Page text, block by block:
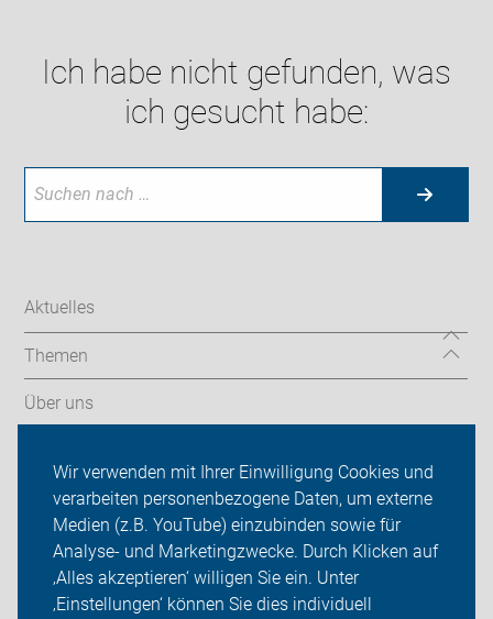
Wir verwenden mit Ihrer Einwilligung Cookies und
verarbeiten personenbezogene Daten, um externe
Medien (z.B. YouTube) einzubinden sowie für
Analyse- und Marketingzwecke. Durch Klicken auf
‚Alles akzeptieren‘ willigen Sie ein. Unter
‚Einstellungen‘ können Sie dies individuell
Ich habe nicht gefunden, was
ich gesucht habe:
Aktuelles
Themen
Über uns
ADFC Heinsberg
Sei dabei
Presse